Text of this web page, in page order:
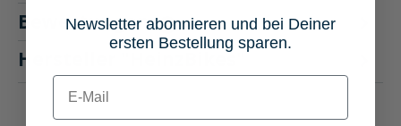
Bewertungen
4
Hersteller "HeinzBikes"
Newsletter abonnieren und bei Deiner
ersten Bestellung sparen.
E-mail